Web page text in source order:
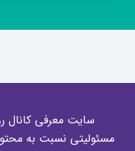
سایت معرفی کانال
مسئولیتی نسبت به